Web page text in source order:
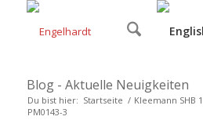
Blog - Aktuelle Neuigkeiten
Du bist hier: Startseite / Kleemann SHB
PM0143-3